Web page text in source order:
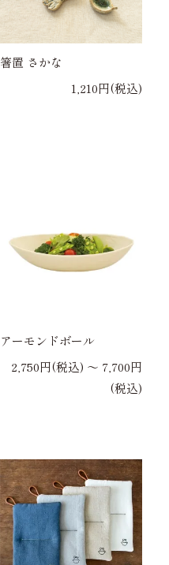
箸置 さかな
1,210円(税込)
アーモンドボール
2,750円(税込) 〜 7,700円
(税込)